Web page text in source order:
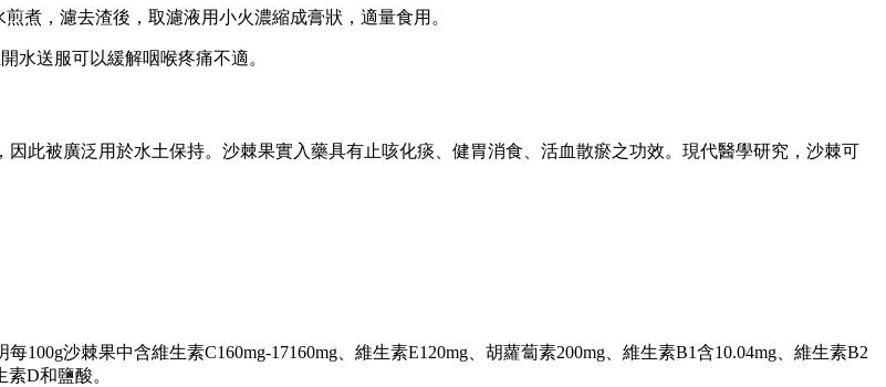
煮，濾去渣後，取濾液用小火濃縮成膏狀，適量食用。
水送服可以緩解咽喉疼痛不適。
此被廣泛用於水土保持。沙棘果實入藥具有止咳化痰、健胃消食、活血散瘀之功效。現代醫學研究，沙棘可
沙棘果中含維生素C160mg-17160mg、維生素E120mg、胡蘿蔔素200mg、維生素B1含10.04mg、維生素B2
D和鹽酸。